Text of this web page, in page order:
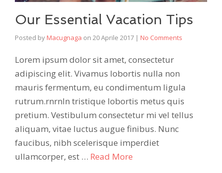
Our Essential Vacation Tips
Posted by Macugnaga on 20 Aprile 2017 | No Comments
Lorem ipsum dolor sit amet, consectetur
adipiscing elit. Vivamus lobortis nulla non
mauris fermentum, eu condimentum ligula
rutrum.rnrnIn tristique lobortis metus quis
pretium. Vestibulum consectetur mi vel tellus
aliquam, vitae luctus augue finibus. Nunc
faucibus, nibh scelerisque imperdiet
ullamcorper, est … Read More